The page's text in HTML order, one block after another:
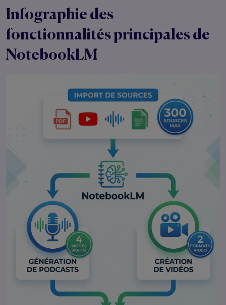
Infographie des
fonctionnalités principales de
NotebookLM